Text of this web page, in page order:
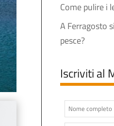
Come pulire i
A Ferragosto
pesce?
Iscriviti al